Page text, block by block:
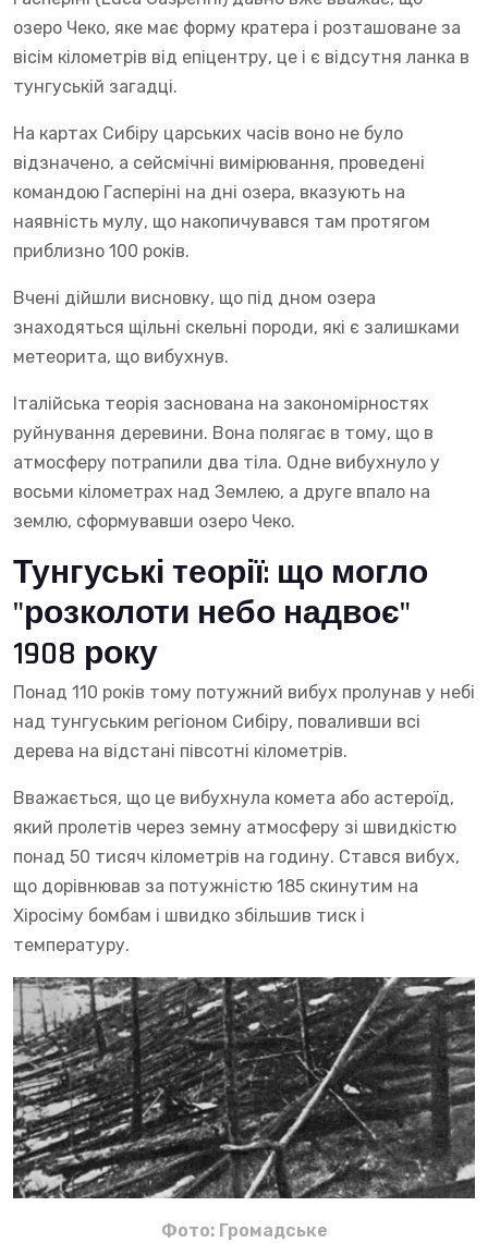
озеро Чеко, яке має форму кратера і розташоване за
вісім кілометрів від епіцентру, це і є відсутня ланка в
тунгуській загадці.
На картах Сибіру царських часів воно не було
відзначено, а сейсмічні вимірювання, проведені
командою Гасперіні на дні озера, вказують на
наявність мулу, що накопичувався там протягом
приблизно 100 років.
Вчені дійшли висновку, що під дном озера
знаходяться щільні скельні породи, які є залишками
метеорита, що вибухнув.
Італійська теорія заснована на закономірностях
руйнування деревини. Вона полягає в тому, що в
атмосферу потрапили два тіла. Одне вибухнуло у
восьми кілометрах над Землею, а друге впало на
землю, сформувавши озеро Чеко.
Тунгуські теорії: що могло
"розколоти небо надвоє"
1908 року
Понад 110 років тому потужний вибух пролунав у небі
над тунгуським регіоном Сибіру, поваливши всі
дерева на відстані півсотні кілометрів.
Вважається, що це вибухнула комета або астероїд,
який пролетів через земну атмосферу зі швидкістю
понад 50 тисяч кілометрів на годину. Стався вибух,
що дорівнював за потужністю 185 скинутим на
Хіросіму бомбам і швидко збільшив тиск і
температуру.
Фото: Громадське